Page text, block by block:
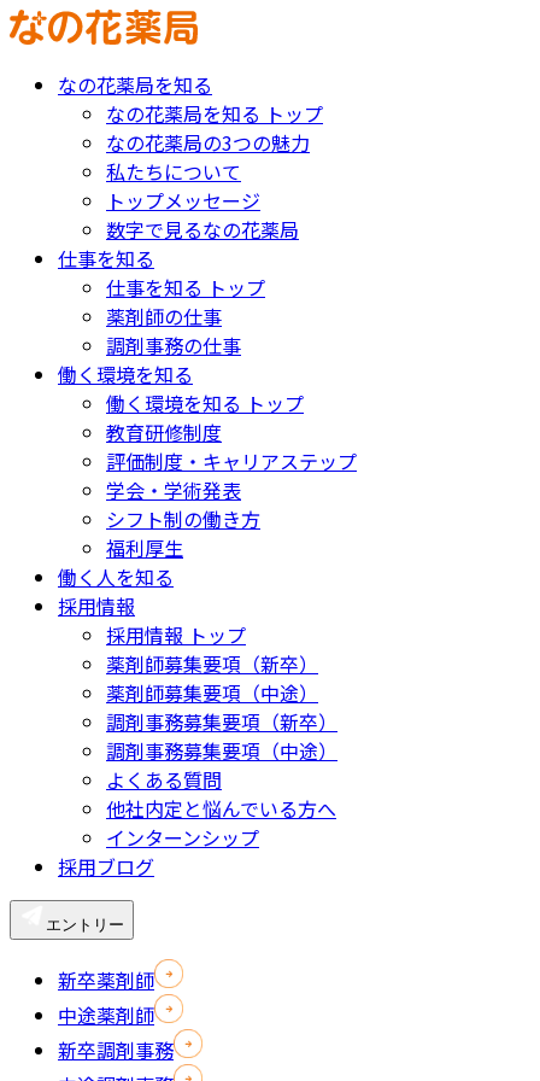
なの花薬局を知る
なの花薬局を知る トップ
なの花薬局の3つの魅力
私たちについて
トップメッセージ
数字で見るなの花薬局
仕事を知る
仕事を知る トップ
薬剤師の仕事
調剤事務の仕事
働く環境を知る
働く環境を知る トップ
教育研修制度
評価制度・キャリアステップ
学会・学術発表
シフト制の働き方
福利厚生
働く人を知る
採用情報
採用情報 トップ
薬剤師募集要項（新卒）
薬剤師募集要項（中途）
調剤事務募集要項（新卒）
調剤事務募集要項（中途）
よくある質問
他社内定と悩んでいる方へ
インターンシップ
採用ブログ
エントリー
新卒薬剤師
中途薬剤師
新卒調剤事務